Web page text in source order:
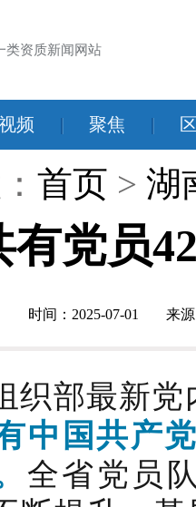
类资质新闻网站
频 | 聚焦 |
首页 > 湖
党员
时间：2025-07-01 来
织部最新
中国共产
全省党员